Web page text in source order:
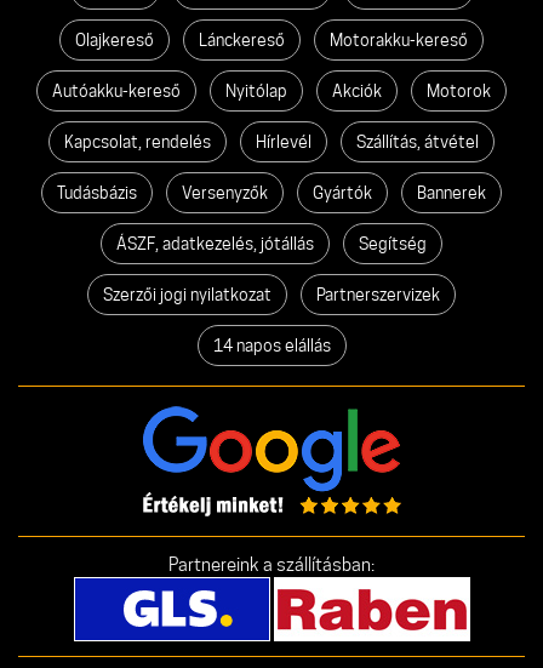
Olajkereső Lánckereső Motorakku-kereső
Autóakku-kereső Nyitólap Akciók Motorok
Kapcsolat, rendelés Hírlevél Szállítás, átvétel
Tudásbázis Versenyzők Gyártók Bannerek
ÁSZF, adatkezelés, jótállás Segítség
Szerzői jogi nyilatkozat Partnerszervizek
14 napos elállás
Partnereink a szállításban: